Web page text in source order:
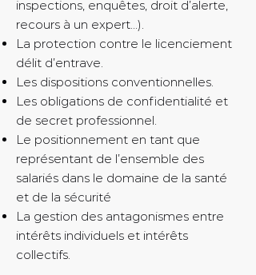
inspections, enquêtes, droit d’alerte,
recours à un expert...).
La protection contre le licenciement
délit d’entrave.
Les dispositions conventionnelles.
Les obligations de confidentialité et
de secret professionnel.
Le positionnement en tant que
représentant de l’ensemble des
salariés dans le domaine de la santé
et de la sécurité
La gestion des antagonismes entre
intérêts individuels et intérêts
collectifs.